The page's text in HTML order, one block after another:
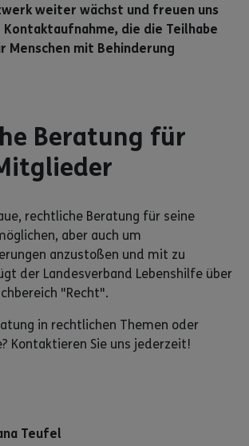
weiter wächst und freuen uns
die die Teilhabe
Menschen mit Behinderung
Beratung für
rechtliche Beratung für seine
aber auch um
anzustoßen und mit zu
der Landesverband Lebenshilfe über
"Recht".
in rechtlichen Themen oder
Kontaktieren Sie uns jederzeit!
Teufel